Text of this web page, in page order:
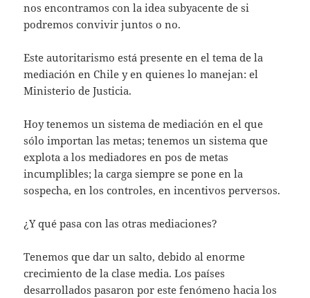
nos encontramos con la idea subyacente de si
podremos convivir juntos o no.
Este autoritarismo está presente en el tema de la
mediación en Chile y en quienes lo manejan: el
Ministerio de Justicia.
Hoy tenemos un sistema de mediación en el que
sólo importan las metas; tenemos un sistema que
explota a los mediadores en pos de metas
incumplibles; la carga siempre se pone en la
sospecha, en los controles, en incentivos perversos.
¿Y qué pasa con las otras mediaciones?
Tenemos que dar un salto, debido al enorme
crecimiento de la clase media. Los países
desarrollados pasaron por este fenómeno hacia los